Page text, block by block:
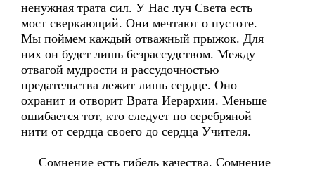
ненужная трата сил. У Нас луч Света есть
мост сверкающий. Они мечтают о пустоте.
Мы поймем каждый отважный прыжок. Для
них он будет лишь безрассудством. Между
отвагой мудрости и рассудочностью
предательства лежит лишь сердце. Оно
охранит и отворит Врата Иерархии. Меньше
ошибается тот, кто следует по серебряной
нити от сердца своего до сердца Учителя.
Сомнение есть гибель качества. Сомнение